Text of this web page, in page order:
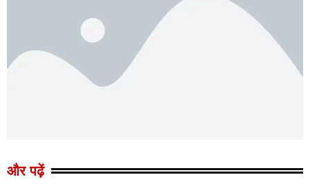
और पढ़ें